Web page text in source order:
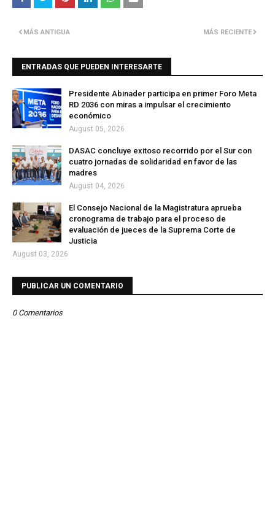
MÁS RECIENTE
MÁS ANTIGUA
ENTRADAS QUE PUEDEN INTERESARTE
Presidente Abinader participa en primer Foro Meta
RD 2036 con miras a impulsar el crecimiento
económico
August 05, 2026
DASAC concluye exitoso recorrido por el Sur con
cuatro jornadas de solidaridad en favor de las
madres
August 04, 2026
El Consejo Nacional de la Magistratura aprueba
cronograma de trabajo para el proceso de
evaluación de jueces de la Suprema Corte de
Justicia
August 03, 2026
PUBLICAR UN COMENTARIO
0 Comentarios